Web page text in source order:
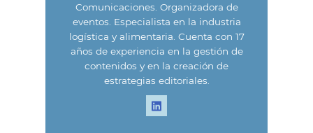
Comunicaciones. Organizadora de
eventos. Especialista en la industria
logística y alimentaria. Cuenta con 17
años de experiencia en la gestión de
contenidos y en la creación de
estrategias editoriales.